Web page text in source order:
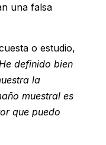
una falsa
o estudio,
definido bien
la
muestral es
que puedo